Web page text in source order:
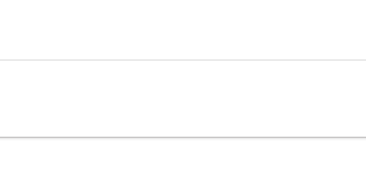
kết hợp với các chậu khác: